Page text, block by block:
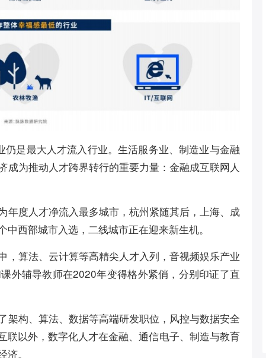
是最大人才流入行业。生活服务业、制造业与金融
为推动人才跨界转行的重要力量：金融成互联网人
年度人才净流入最多城市，杭州紧随其后，上海、成
西部城市入选，二线城市正在迎来新生机。
算法、云计算等高精尖人才入列，音视频娱乐产业
外辅导教师在2020年变得格外紧俏，分别印证了直
构、算法、数据等高端研发职位，风控与数据安全
以外，数字化人才在金融、通信电子、制造与教育
。